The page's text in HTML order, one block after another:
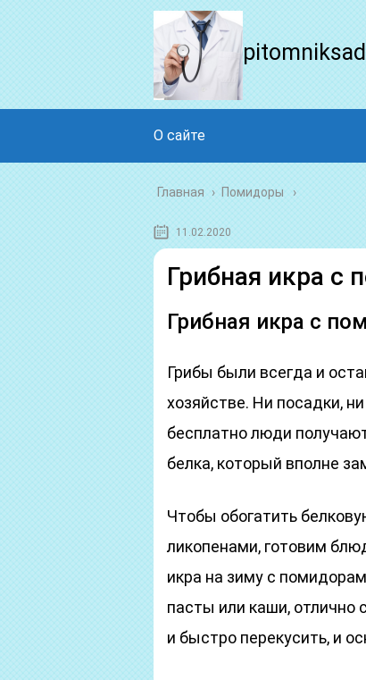
О сайте
Главная › Помидоры
11.02.2020
Грибная икра с
Грибная икра с
Грибы были всегда и
хозяйстве. Ни посадки,
бесплатно люди
белка, который вполне
Чтобы обогатить
ликопенами, готовим
икра на зиму с
пасты или каши, отлично
и быстро перекусить, и